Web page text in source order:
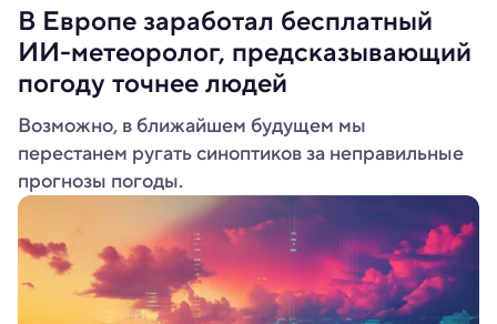
В Европе заработал бесплатный
ИИ-метеоролог, предсказывающий
погоду точнее людей
Возможно, в ближайшем будущем мы
перестанем ругать синоптиков за неправильные
прогнозы погоды.